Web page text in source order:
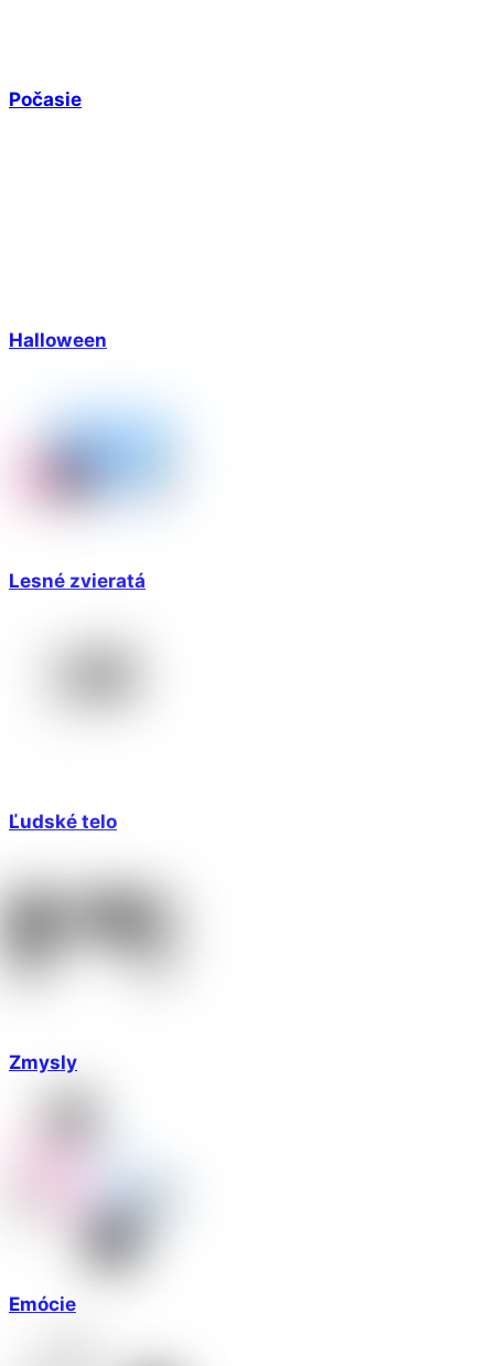
Počasie
Halloween
Lesné zvieratá
Ľudské telo
Zmysly
Emócie